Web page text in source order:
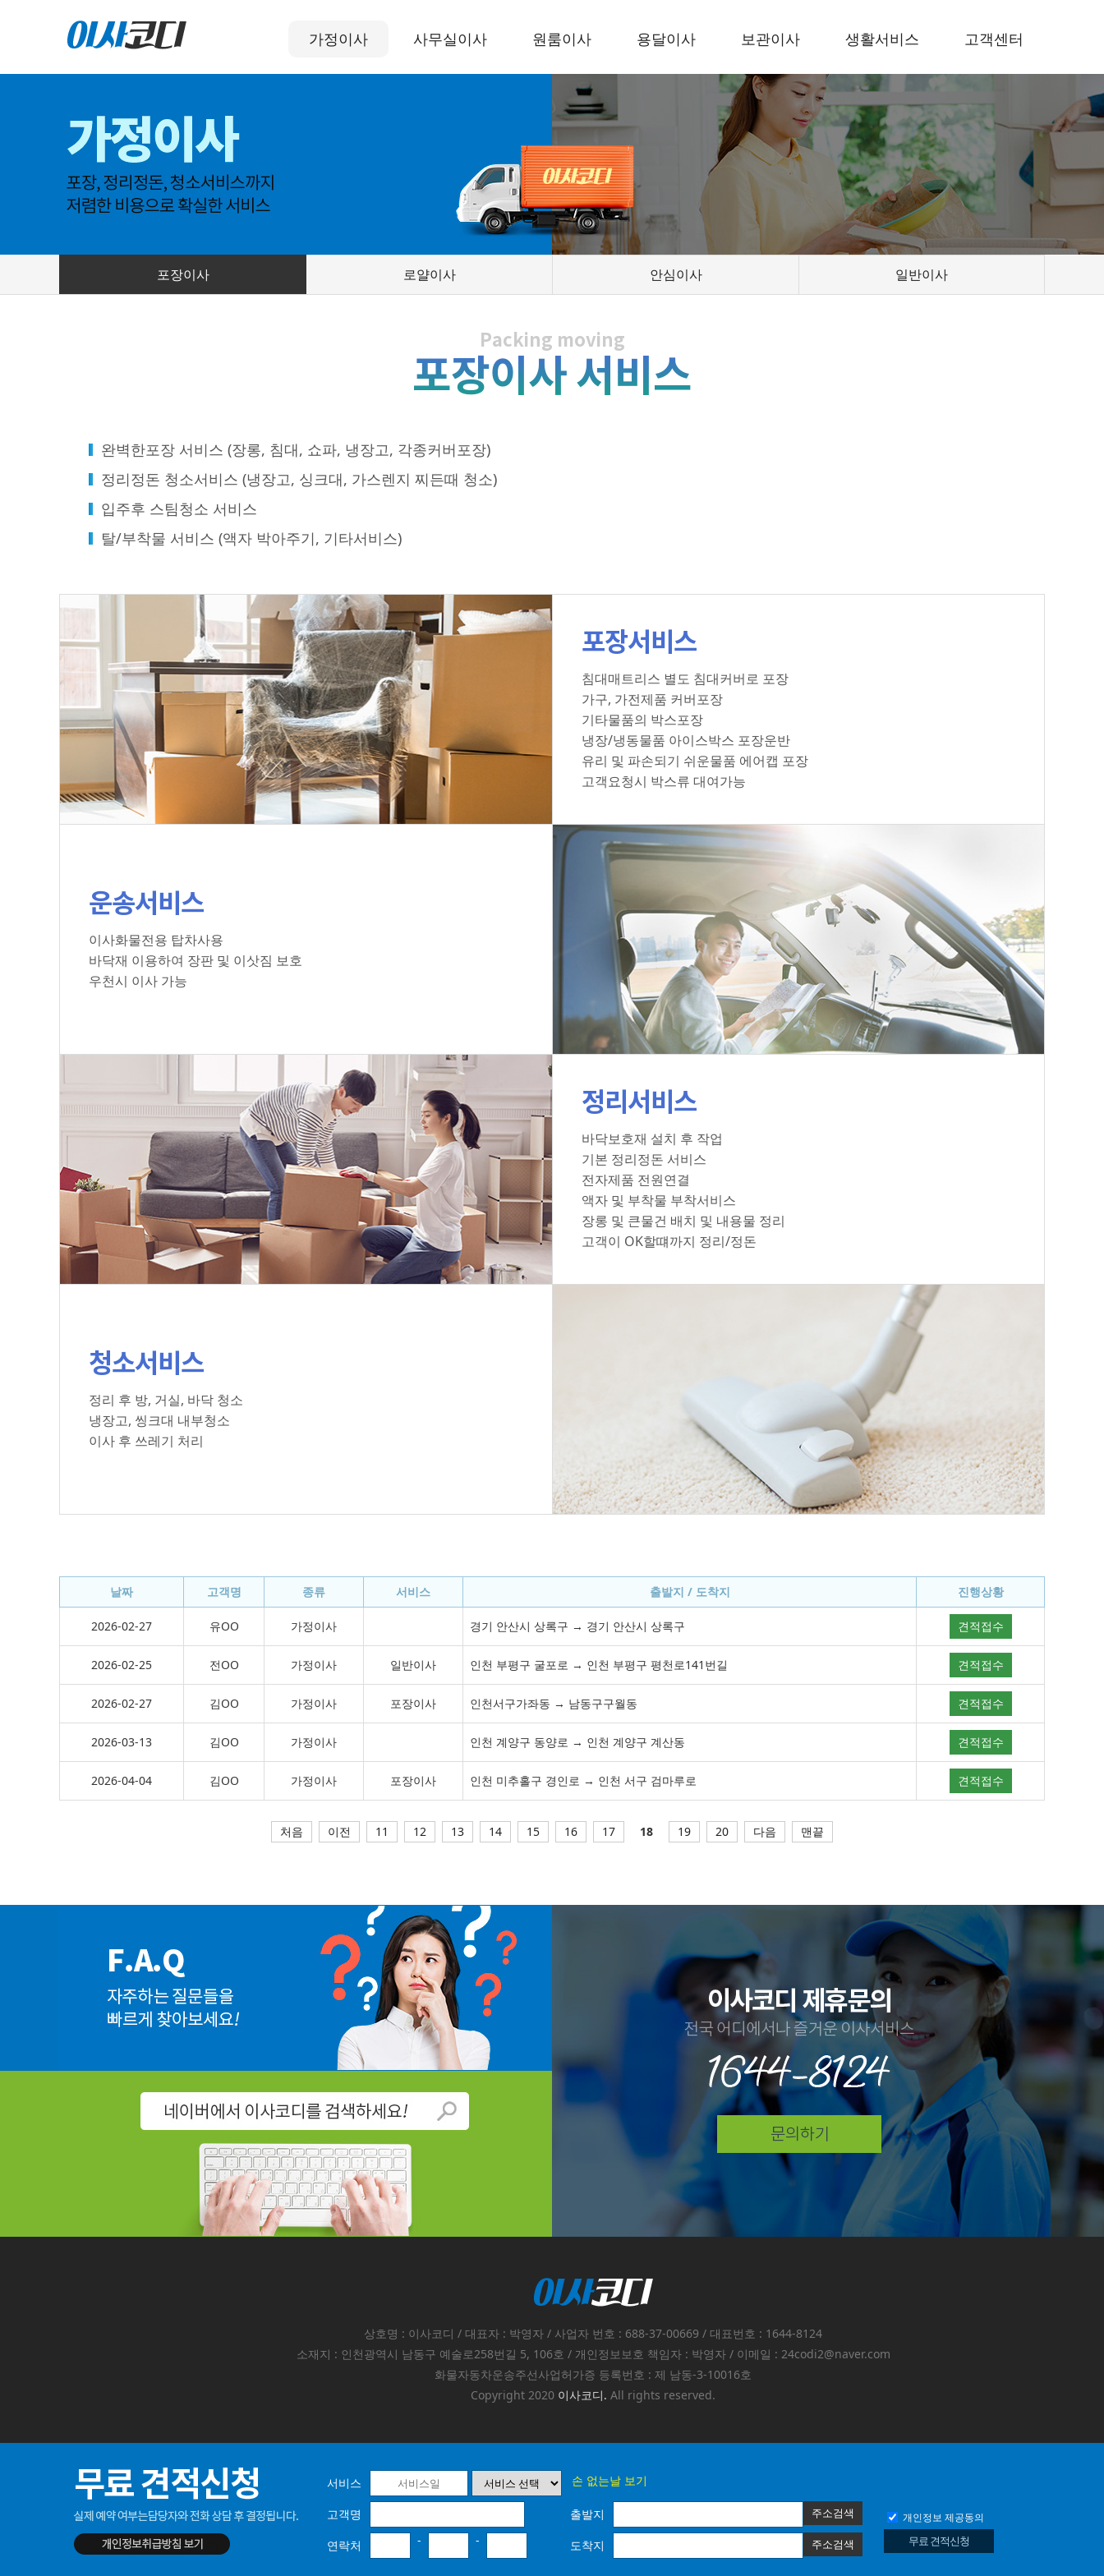
가정이사 사무실이사 원룸이사 용달이사 보관이사 생활서비스 고객센터
포장이사 로얄이사 안심이사 일반이사
Packing moving
포장이사 서비스
완벽한포장 서비스 (장롱, 침대, 쇼파, 냉장고, 각종커버포장)
정리정돈 청소서비스 (냉장고, 싱크대, 가스렌지 찌든때 청소)
입주후 스팀청소 서비스
탈/부착물 서비스 (액자 박아주기, 기타서비스)
포장서비스
침대매트리스 별도 침대커버로 포장
가구, 가전제품 커버포장
기타물품의 박스포장
냉장/냉동물품 아이스박스 포장운반
유리 및 파손되기 쉬운물품 에어캡 포장
고객요청시 박스류 대여가능
운송서비스
이사화물전용 탑차사용
바닥재 이용하여 장판 및 이삿짐 보호
우천시 이사 가능
정리서비스
바닥보호재 설치 후 작업
기본 정리정돈 서비스
전자제품 전원연결
액자 및 부착물 부착서비스
장롱 및 큰물건 배치 및 내용물 정리
고객이 OK할떄까지 정리/정돈
청소서비스
정리 후 방, 거실, 바닥 청소
냉장고, 씽크대 내부청소
이사 후 쓰레기 처리
날짜 고객명 종류 서비스 출발지 / 도착지 진행상황
2026-02-27 유OO 가정이사 경기 안산시 상록구 → 경기 안산시 상록구 견적접수
2026-02-25 전OO 가정이사 일반이사 인천 부평구 굴포로 → 인천 부평구 평천로141번길 견적접수
2026-02-27 김OO 가정이사 포장이사 인천서구가좌동 → 남동구구월동 견적접수
2026-03-13 김OO 가정이사 인천 계양구 동양로 → 인천 계양구 계산동 견적접수
2026-04-04 김OO 가정이사 포장이사 인천 미추홀구 경인로 → 인천 서구 검마루로 견적접수
처음 이전 11 12 13 14 15 16 17 18 19 20 다음 맨끝
서비스 손 없는날 보기
고객명 출발지 개인정보 제공동의
연락처 - - 도착지
상호명 : 이사코디 / 대표자 : 박영자 / 사업자 번호 : 688-37-00669 / 대표번호 : 1644-8124
소재지 : 인천광역시 남동구 예술로258번길 5, 106호 / 개인정보보호 책임자 : 박영자 / 이메일 : 24codi2@naver.com
화물자동차운송주선사업허가증 등록번호 : 제 남동-3-10016호
Copyright 2020 이사코디. All rights reserved.